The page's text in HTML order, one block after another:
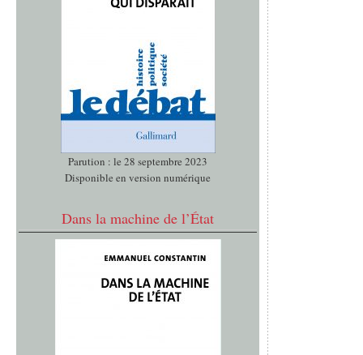
Parution : le 28 septembre 2023
Disponible en version numérique
Dans la machine de l’État